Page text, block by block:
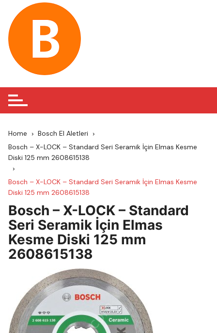
content
Home
Bosch El Aletleri
Bosch – X-LOCK – Standard Seri Seramik İçin Elmas Kesme
Diski 125 mm 2608615138
Bosch – X-LOCK – Standard Seri Seramik İçin Elmas Kesme
Diski 125 mm 2608615138
Bosch – X-LOCK – Standard
Seri Seramik İçin Elmas
Kesme Diski 125 mm
2608615138